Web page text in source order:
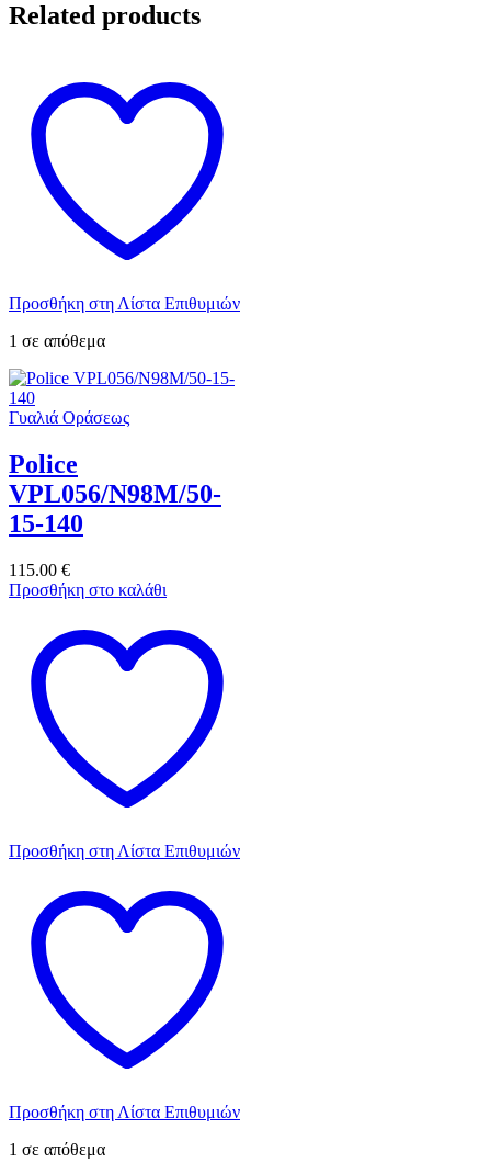
Related products
Προσθήκη στη Λίστα Επιθυμιών
1 σε απόθεμα
Γυαλιά Οράσεως
Police
VPL056/N98M/50-
15-140
115.00 €
Προσθήκη στο καλάθι
Προσθήκη στη Λίστα Επιθυμιών
Προσθήκη στη Λίστα Επιθυμιών
1 σε απόθεμα